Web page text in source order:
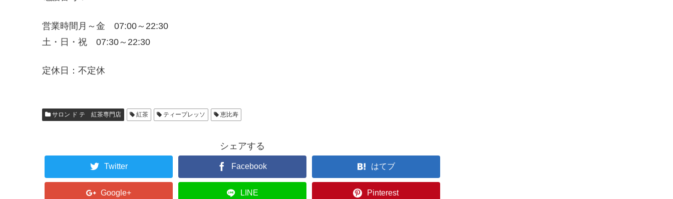
営業時間月～金 07:00～22:30
土・日・祝 07:30～22:30
定休日：不定休
サロン ド テ 紅茶専門店 紅茶 ティープレッソ 恵比寿
シェアする
Twitter Facebook はてブ
Google+ LINE Pinterest